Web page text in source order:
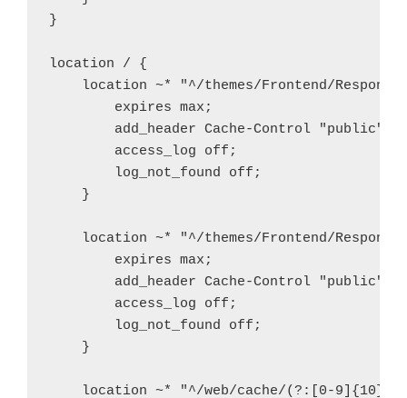
}
location / {
location ~* "^/themes/Frontend/
        expires max;
        add_header Cache-Control "public";
        access_log off;
        log_not_found off;
    }
location ~* "^/themes/Frontend/
        expires max;
        add_header Cache-Control "public";
        access_log off;
        log_not_found off;
    }
location ~* "^/web/cache/(?:[0-